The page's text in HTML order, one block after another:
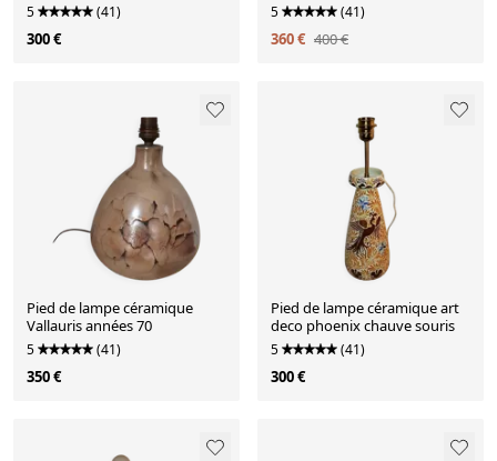
5 (41)
300 €
5 (41)
360 € 400 €
Pied de lampe céramique
Vallauris années 70
5 (41)
350 €
Pied de lampe céramique art
deco phoenix chauve souris
5 (41)
300 €